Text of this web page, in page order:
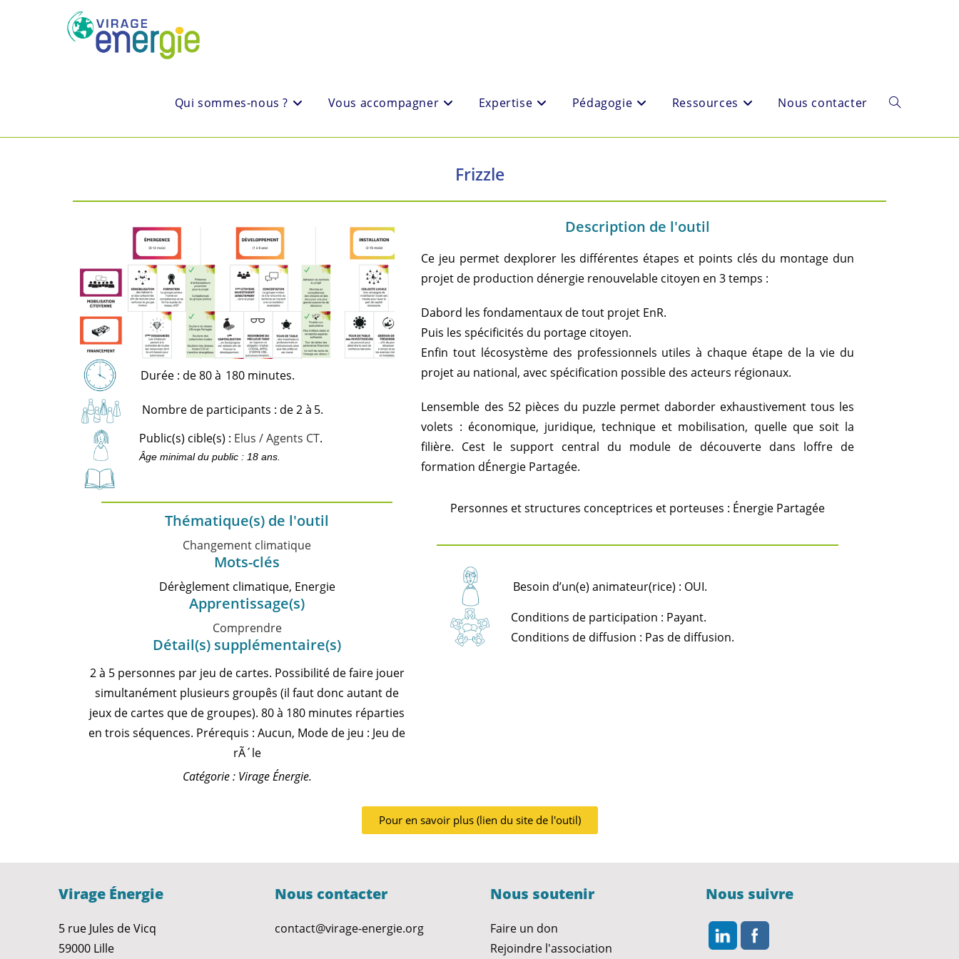
Qui sommes-nous ? Vous accompagner Expertise Pédagogie Ressources Nous contacter
Frizzle
Durée : de 80 à 180 minutes.
Nombre de participants : de 2 à 5.
Public(s) cible(s) : Elus / Agents CT.
Âge minimal du public : 18 ans.
Thématique(s) de l'outil
Changement climatique
Mots-clés
Dérèglement climatique, Energie
Apprentissage(s)
Comprendre
Détail(s) supplémentaire(s)
2 à 5 personnes par jeu de cartes. Possibilité de faire jouer
simultanément plusieurs groupês (il faut donc autant de
jeux de cartes que de groupes). 80 à 180 minutes réparties
en trois séquences. Prérequis : Aucun, Mode de jeu : Jeu de
rÃ´le
Catégorie : Virage Énergie.
Description de l'outil
Ce jeu permet dexplorer les différentes étapes et points clés du montage dun
projet de production dénergie renouvelable citoyen en 3 temps :
Dabord les fondamentaux de tout projet EnR.
Puis les spécificités du portage citoyen.
Enfin tout lécosystème des professionnels utiles à chaque étape de la vie du
projet au national, avec spécification possible des acteurs régionaux.
Lensemble des 52 pièces du puzzle permet daborder exhaustivement tous les
volets : économique, juridique, technique et mobilisation, quelle que soit la
filière. Cest le support central du module de découverte dans loffre de
formation dÉnergie Partagée.
Personnes et structures conceptrices et porteuses : Énergie Partagée
Besoin d’un(e) animateur(rice) : OUI.
Conditions de participation : Payant.
Conditions de diffusion : Pas de diffusion.
Pour en savoir plus (lien du site de l'outil)
Virage Énergie
5 rue Jules de Vicq
59000 Lille
Nous contacter
contact@virage-energie.org
Nous soutenir
Faire un don
Rejoindre l'association
Nous suivre